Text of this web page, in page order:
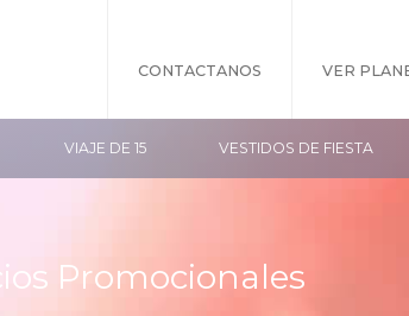
CONTACTANOS VER
VIAJE DE 15 VESTIDOS DE FIESTA
Promocionales